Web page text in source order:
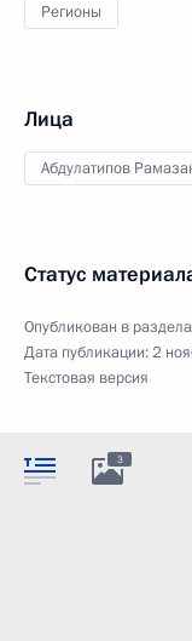
Регионы
Лица
Абдулатипов
Статус
Опубликован в
Дата публикации:2
Текстовая версия
3